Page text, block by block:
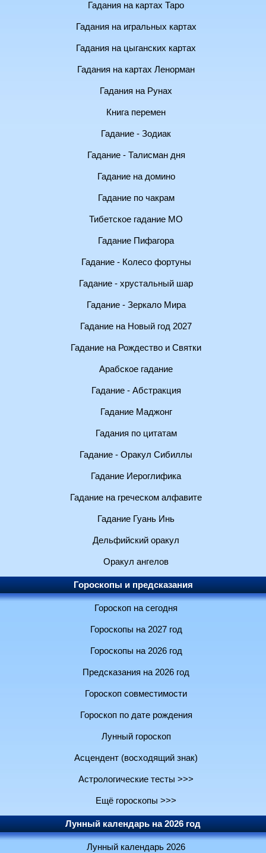
Гадания на картах Таро
Гадания на игральных картах
Гадания на цыганских картах
Гадания на картах Ленорман
Гадания на Рунах
Книга перемен
Гадание - Зодиак
Гадание - Талисман дня
Гадание на домино
Гадание по чакрам
Тибетское гадание МО
Гадание Пифагора
Гадание - Колесо фортуны
Гадание - хрустальный шар
Гадание - Зеркало Мира
Гадание на Новый год 2027
Гадание на Рождество и Святки
Арабское гадание
Гадание - Абстракция
Гадание Маджонг
Гадания по цитатам
Гадание - Оракул Сибиллы
Гадание Иероглифика
Гадание на греческом алфавите
Гадание Гуань Инь
Дельфийский оракул
Оракул ангелов
Гороскопы и предсказания
Гороскоп на сегодня
Гороскопы на 2027 год
Гороскопы на 2026 год
Предсказания на 2026 год
Гороскоп совместимости
Гороскоп по дате рождения
Лунный гороскоп
Асцендент (восходящий знак)
Астрологические тесты >>>
Ещё гороскопы >>>
Лунный календарь на 2026 год
Лунный календарь 2026